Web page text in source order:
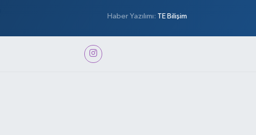
Haber Yazılımı: TE Bilişim